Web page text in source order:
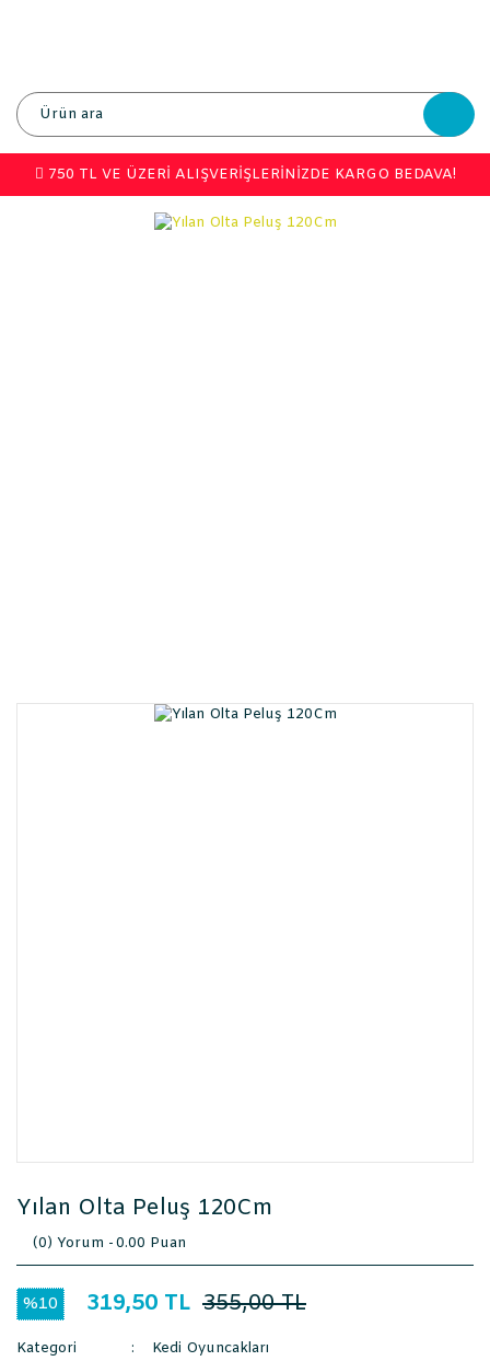
750 TL VE ÜZERİ ALIŞVERİŞLERİNİZDE KARGO BEDAVA!
Yılan Olta Peluş 120Cm
(0) Yorum -0.00 Puan
%10 319,50 TL 355,00 TL
Kategori
Kedi Oyuncakları